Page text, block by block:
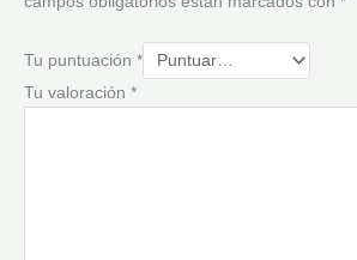
Tu puntuación *
Tu valoración *